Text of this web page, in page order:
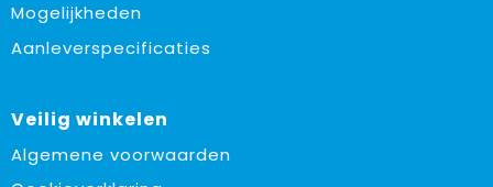
Mogelijkheden
Aanleverspecificaties
Veilig winkelen
Algemene voorwaarden